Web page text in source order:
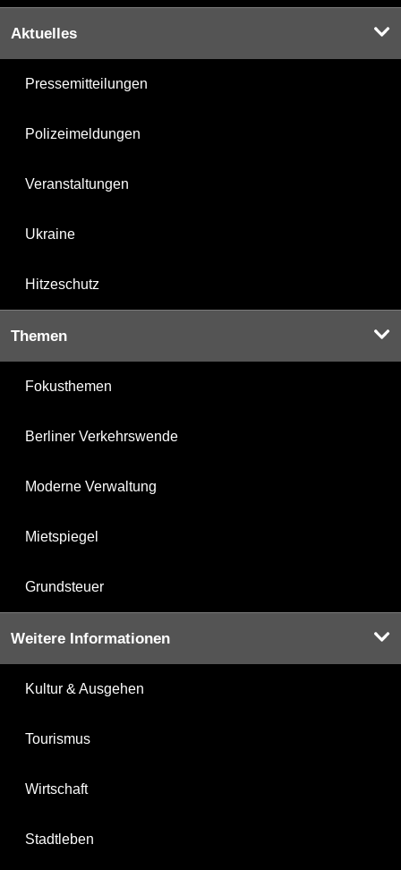
Aktuelles
Pressemitteilungen
Polizeimeldungen
Veranstaltungen
Ukraine
Hitzeschutz
Themen
Fokusthemen
Berliner Verkehrswende
Moderne Verwaltung
Mietspiegel
Grundsteuer
Weitere Informationen
Kultur & Ausgehen
Tourismus
Wirtschaft
Stadtleben